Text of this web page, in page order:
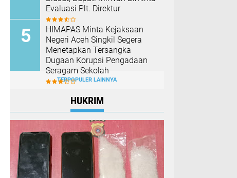
Evaluasi Plt. Direktur
HIMAPAS Minta Kejaksaan
Negeri Aceh Singkil Segera
Menetapkan Tersangka
Dugaan Korupsi Pengadaan
Seragam Sekolah
TERPOPULER LAINNYA
HUKRIM